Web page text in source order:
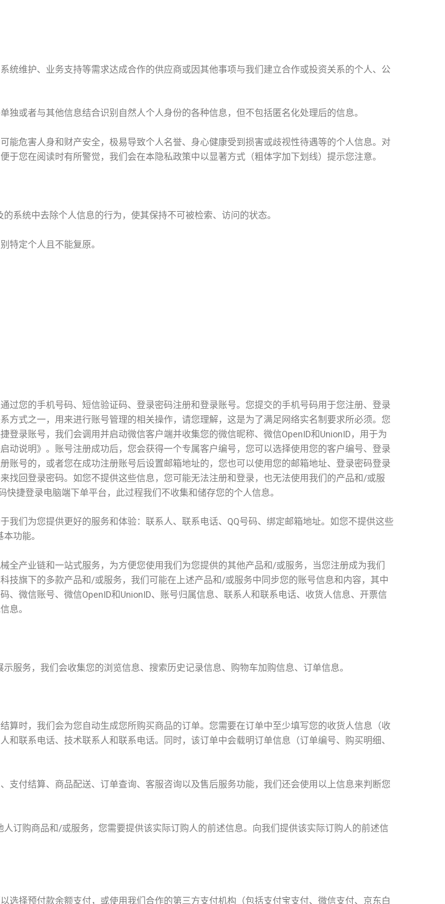
统维护、业务支持等需求达成合作的供应商或因其他事项与我们建立合作或投资关系的个人、公
独或者与其他信息结合识别自然人个人身份的各种信息，但不包括匿名化处理后的信息。
能危害人身和财产安全，极易导致个人名誉、身心健康受到损害或歧视性待遇等的个人信息。对
于您在阅读时有所警觉，我们会在本隐私政策中以显著方式（粗体字加下划线）提示您注意。
系统中去除个人信息的行为，使其保持不可被检索、访问的状态。
特定个人且不能复原。
过您的手机号码、短信验证码、登录密码注册和登录账号。您提交的手机号码用于您注册、登录
方式之一，用来进行账号管理的相关操作，请您理解，这是为了满足网络实名制要求所必须。您
登录账号，我们会调用并启动微信客户端并收集您的微信昵称、微信OpenID和UnionID，用于为
动说明》。账号注册成功后，您会获得一个专属客户编号，您可以选择使用您的客户编号、登录
账号的，或者您在成功注册账号后设置邮箱地址的，您也可以使用您的邮箱地址、登录密码登录
找回登录密码。如您不提供这些信息，您可能无法注册和登录，也无法使用我们的产品和/或服
捷登录电脑端下单平台，此过程我们不收集和储存您的个人信息。
我们为您提供更好的服务和体验：联系人、联系电话、QQ号码、绑定邮箱地址。如您不提供这些
功能。
全产业链和一站式服务，为方便您使用我们为您提供的其他产品和/或服务，当您注册成为我们
技旗下的多款产品和/或服务，我们可能在上述产品和/或服务中同步您的账号信息和内容，其中
、微信账号、微信OpenID和UnionID、账号归属信息、联系人和联系电话、收货人信息、开票信
息。
服务，我们会收集您的浏览信息、搜索历史记录信息、购物车加购信息、订单信息。
算时，我们会为您自动生成您所购买商品的订单。您需要在订单中至少填写您的收货人信息（收
和联系电话、技术联系人和联系电话。同时，该订单中会载明订单信息（订单编号、购买明细、
支付结算、商品配送、订单查询、客服咨询以及售后服务功能，我们还会使用以上信息来判断您
订购商品和/或服务，您需要提供该实际订购人的前述信息。向我们提供该实际订购人的前述信
选择预付款余额支付，或使用我们合作的第三方支付机构（包括支付宝支付、微信支付、京东白